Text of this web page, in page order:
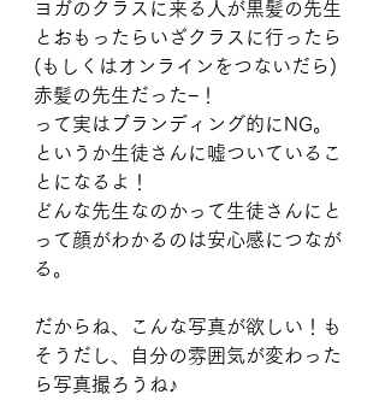
ヨガのクラスに来る人が黒髪の先生
とおもったらいざクラスに行ったら
(もしくはオンラインをつないだら)
赤髪の先生だった−！
って実はブランディング的にNG。
というか生徒さんに嘘ついているこ
とになるよ！
どんな先生なのかって生徒さんにと
って顔がわかるのは安心感につなが
る。
だからね、こんな写真が欲しい！も
そうだし、自分の雰囲気が変わった
ら写真撮ろうね♪